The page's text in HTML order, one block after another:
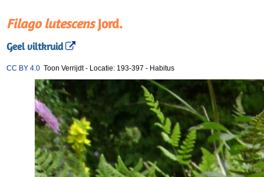
Filago lutescensJord.
Geel viltkruid
CC BY 4.0 Toon Verrijdt- Locatie: 193-397 - Habitus